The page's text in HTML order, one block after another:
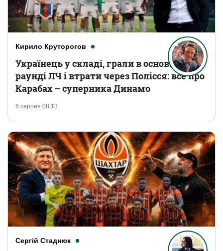
Кирило Круторогов
6 серпня 08:13
Українець у складі, грали в основному
раунді ЛЧ і втрати через Полісся: все про
Карабах – суперника Динамо
Сергій Стаднюк